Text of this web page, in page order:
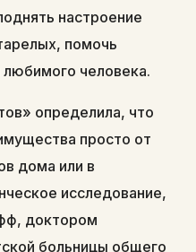
настроение
помочь
человека.
определила, что
просто от
дома или в
исследование,
доктором
больницы общего